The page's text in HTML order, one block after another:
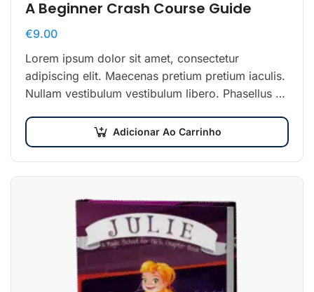
A Beginner Crash Course Guide
€9.00
Lorem ipsum dolor sit amet, consectetur
adipiscing elit. Maecenas pretium pretium iaculis.
Nullam vestibulum vestibulum libero. Phasellus ut
Adicionar Ao Carrinho